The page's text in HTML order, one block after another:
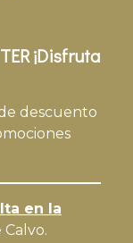
¡Disfruta
descuento
en la